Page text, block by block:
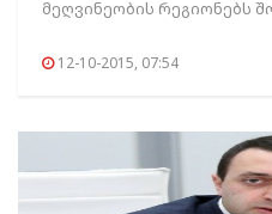
მეღვინეობის რეგიონებს
12-10-2015, 07:54